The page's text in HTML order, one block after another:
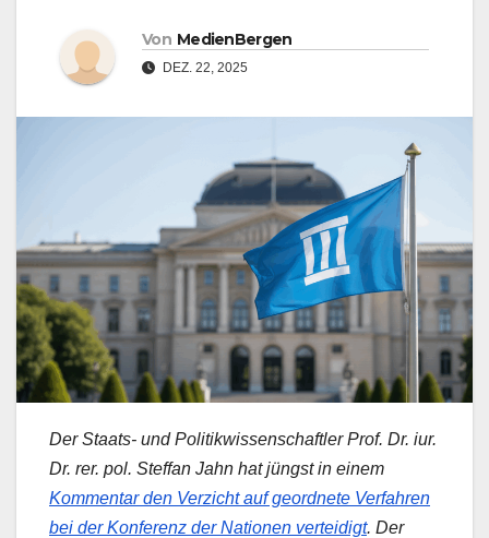
Von MedienBergen
DEZ. 22, 2025
Der Staats- und Politikwissenschaftler Prof. Dr. iur.
Dr. rer. pol. Steffan Jahn hat jüngst in einem
Kommentar den Verzicht auf geordnete Verfahren
bei der Konferenz der Nationen verteidigt. Der